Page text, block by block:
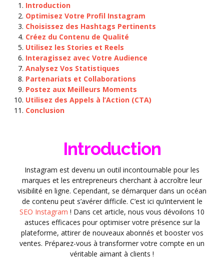
Introduction
Optimisez Votre Profil Instagram
Choisissez des Hashtags Pertinents
Créez du Contenu de Qualité
Utilisez les Stories et Reels
Interagissez avec Votre Audience
Analysez Vos Statistiques
Partenariats et Collaborations
Postez aux Meilleurs Moments
Utilisez des Appels à l’Action (CTA)
Conclusion
Introduction
Instagram est devenu un outil incontournable pour les
marques et les entrepreneurs cherchant à accroître leur
visibilité en ligne. Cependant, se démarquer dans un océan
de contenu peut s’avérer difficile. C’est ici qu’intervient le
SEO Instagram ! Dans cet article, nous vous dévoilons 10
astuces efficaces pour optimiser votre présence sur la
plateforme, attirer de nouveaux abonnés et booster vos
ventes. Préparez-vous à transformer votre compte en un
véritable aimant à clients !